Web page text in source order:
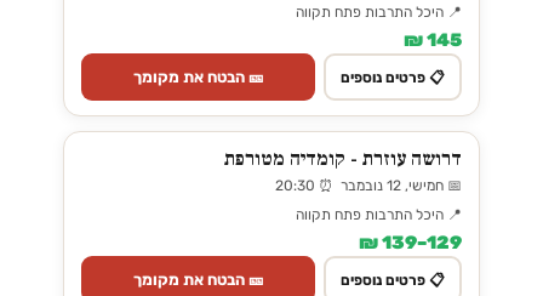
📍 היכל התרבות פתח תקווה
145 ₪
📋 פרטים נוספים 🎫 הבטח את מקומך
דרושה עוזרת - קומדיה מטורפת
📅 חמישי, 12 נובמבר ⏰ 20:30
📍 היכל התרבות פתח תקווה
129–139 ₪
📋 פרטים נוספים 🎫 הבטח את מקומך